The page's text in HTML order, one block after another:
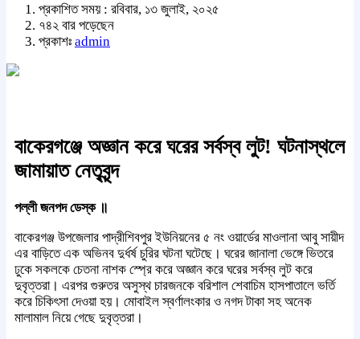
প্রকাশিত সময় : রবিবার, ১৩ জুলাই, ২০২৫
৭৪২ বার পড়েছেন
প্রকাশঃ admin
বাকেরগঞ্জে অজ্ঞান করে ঘরের সর্বস্ব লুট! ঘটনাস্থলে
জামায়াত নেতৃবৃন্দ
পল্লী জনপদ ডেস্ক ॥
বাকেরগঞ্জ উপজেলার পাদ্রীশিবপুর ইউনিয়নের ৫ নং ওয়ার্ডের মাওলানা আবু সায়ীদ
এর বাড়িতে এক অভিনব দুর্ধর্ষ চুরির ঘটনা ঘটেছে। ঘরের জানালা ভেঙ্গে ভিতরে
ঢুকে সকলকে চেতনা নাশক স্প্রে করে অজ্ঞান করে ঘরের সর্বস্ব লুট করে
দুবৃত্তরা। এরপর গুরুতর অসুস্থ চারজনকে বরিশাল শেবাচিম হাসপাতালে ভর্তি
করে চিকিৎসা দেওয়া হয়। মোবাইল স্বর্ণালংকার ও নগদ টাকা সহ অনেক
মালামাল নিয়ে গেছে দুবৃত্তরা।